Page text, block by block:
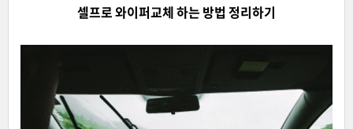
셀프로 와이퍼교체 하는 방법 정리 하기